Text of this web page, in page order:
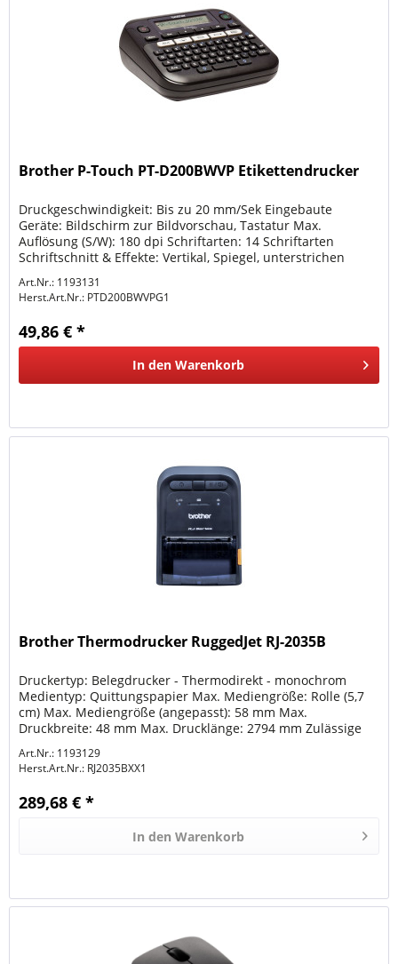
Brother P-Touch PT-D200BWVP Etikettendrucker
Druckgeschwindigkeit: Bis zu 20 mm/Sek Eingebaute
Geräte: Bildschirm zur Bildvorschau, Tastatur Max.
Auflösung (S/W): 180 dpi Schriftarten: 14 Schriftarten
Schriftschnitt & Effekte: Vertikal, Spiegel, unterstrichen
Art.Nr.: 1193131
Herst.Art.Nr.: PTD200BWVPG1
49,86 € *
In den Warenkorb
Brother Thermodrucker RuggedJet RJ-2035B
Druckertyp: Belegdrucker - Thermodirekt - monochrom
Medientyp: Quittungspapier Max. Mediengröße: Rolle (5,7
cm) Max. Mediengröße (angepasst): 58 mm Max.
Druckbreite: 48 mm Max. Drucklänge: 2794 mm Zulässige
Art.Nr.: 1193129
Herst.Art.Nr.: RJ2035BXX1
289,68 € *
In den Warenkorb